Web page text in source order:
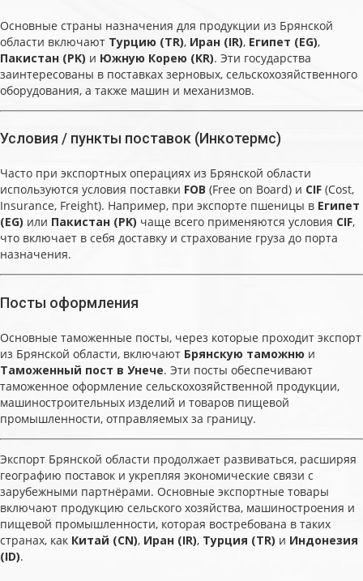
Основные страны назначения для продукции из Брянской
области включают Турцию (TR), Иран (IR), Египет (EG),
Пакистан (PK) и Южную Корею (KR). Эти государства
заинтересованы в поставках зерновых, сельскохозяйственного
оборудования, а также машин и механизмов.
Условия / пункты поставок (Инкотермс)
Часто при экспортных операциях из Брянской области
используются условия поставки FOB (Free on Board) и CIF (Cost,
Insurance, Freight). Например, при экспорте пшеницы в Египет
(EG) или Пакистан (PK) чаще всего применяются условия CIF,
что включает в себя доставку и страхование груза до порта
назначения.
Посты оформления
Основные таможенные посты, через которые проходит экспорт
из Брянской области, включают Брянскую таможню и
Таможенный пост в Унече. Эти посты обеспечивают
таможенное оформление сельскохозяйственной продукции,
машиностроительных изделий и товаров пищевой
промышленности, отправляемых за границу.
Экспорт Брянской области продолжает развиваться, расширяя
географию поставок и укрепляя экономические связи с
зарубежными партнёрами. Основные экспортные товары
включают продукцию сельского хозяйства, машиностроения и
пищевой промышленности, которая востребована в таких
странах, как Китай (CN), Иран (IR), Турция (TR) и Индонезия
(ID).